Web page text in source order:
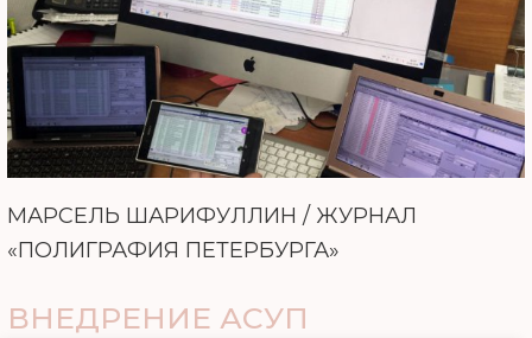
МАРСЕЛЬ ШАРИФУЛЛИН / ЖУРНАЛ
«ПОЛИГРАФИЯ ПЕТЕРБУРГА»
ВНЕДРЕНИЕ АСУП